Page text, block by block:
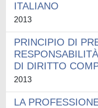
ITALIANO
2013
PRINCIPIO DI
DI DIRITTO
2013
LA